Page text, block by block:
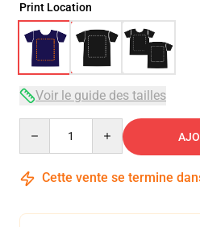
Print Location
Voir le guide des tailles
Cette vente se termine